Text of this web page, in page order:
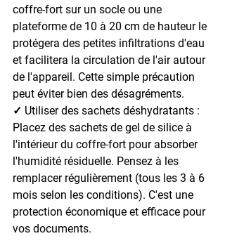
coffre-fort sur un socle ou une
plateforme de 10 à 20 cm de hauteur le
protégera des petites infiltrations d'eau
et facilitera la circulation de l'air autour
de l'appareil. Cette simple précaution
peut éviter bien des désagréments.
✓ Utiliser des sachets déshydratants :
Placez des sachets de gel de silice à
l'intérieur du coffre-fort pour absorber
l'humidité résiduelle. Pensez à les
remplacer régulièrement (tous les 3 à 6
mois selon les conditions). C'est une
protection économique et efficace pour
vos documents.